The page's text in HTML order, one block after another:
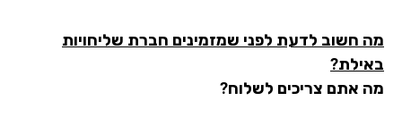
חשוב לדעת לפני שמזמינים חברת שליחויות
אתם צריכים לשלוח?